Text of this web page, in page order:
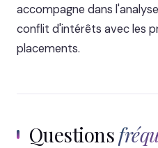
accompagne dans
conflit d'intérêts avec les
placements.
Questions